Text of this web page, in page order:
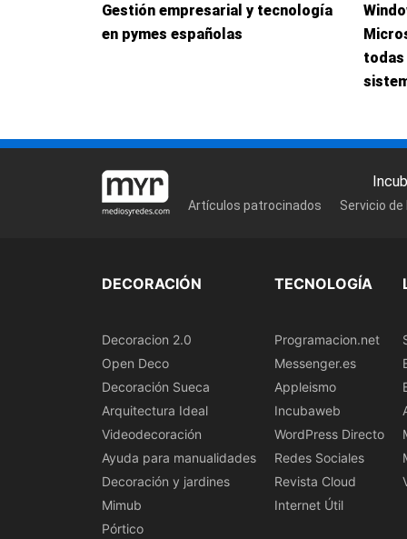
Gestión empresarial y tecnología
en pymes españolas
todas
Artículos patrocinados Servicio
DECORACIÓN
Decoracion 2.0
Open Deco
Decoración Sueca
Arquitectura Ideal
Videodecoración
Ayuda para manualidades
Decoración y jardines
Mimub
Pórtico
TECNOLOGÍA
Programacion.net
Messenger.es
Appleismo
Incubaweb
WordPress Directo
Redes Sociales
Revista Cloud
Internet Útil